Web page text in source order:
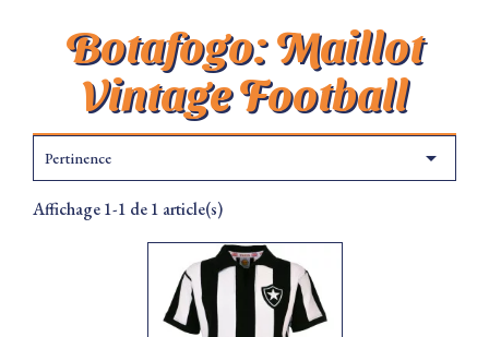
Botafogo: Maillot
Vintage Football
Pertinence 
Affichage 1-1 de 1 article(s)